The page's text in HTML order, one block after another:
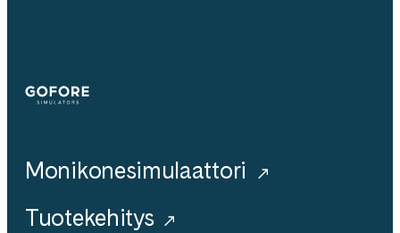
Simulators
Monikonesimulaattori
Tuotekehitys